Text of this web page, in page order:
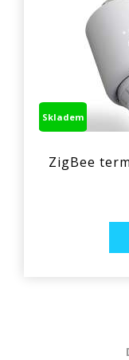
Skladem
ZigBee